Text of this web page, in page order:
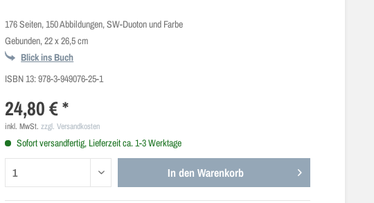
176 Seiten, 150 Abbildungen, SW-Duoton und Farbe
Gebunden, 22 x 26,5 cm
Blick ins Buch
ISBN 13:978-3-949076-25-1
24,80 € *
inkl. MwSt.zzgl. Versandkosten
Sofort versandfertig, Lieferzeit ca. 1-3 Werktage
In den Warenkorb